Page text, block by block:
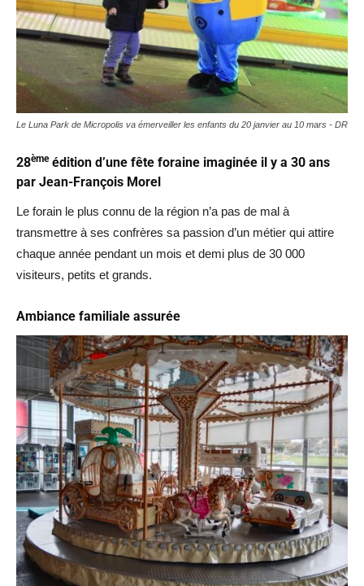
Le Luna Park de Micropolis va émerveiller les enfants du 20 janvier au 10 mars - DR
28èmeédition d’une fête foraine imaginée il y a 30 ans
par Jean-François Morel
Le forain le plus connu de la région n’a pas de mal à
transmettre à ses confrères sa passion d’un métier qui attire
chaque année pendant un mois et demi plus de 30 000
visiteurs, petits et grands.
Ambiance familiale assurée